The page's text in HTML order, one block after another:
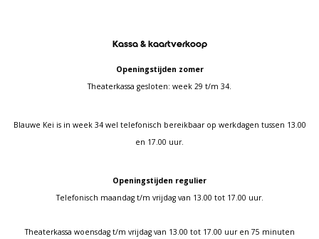
Kassa & kaartverkoop
Openingstijden zomer
Theaterkassa gesloten: week 29 t/m 34.
Blauwe Kei is in week 34 wel telefonisch bereikbaar op werkdagen tussen 13.00
en 17.00 uur.
Openingstijden regulier
Telefonisch maandag t/m vrijdag van 13.00 tot 17.00 uur.
Theaterkassa woensdag t/m vrijdag van 13.00 tot 17.00 uur en 75 minuten